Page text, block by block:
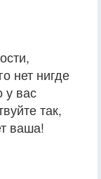
нет нигде
у вас
так,
ваша!